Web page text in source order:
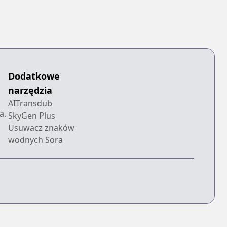
Dodatkowe
narzędzia
AITransdub
SkyGen Plus
Usuwacz znaków
wodnych Sora